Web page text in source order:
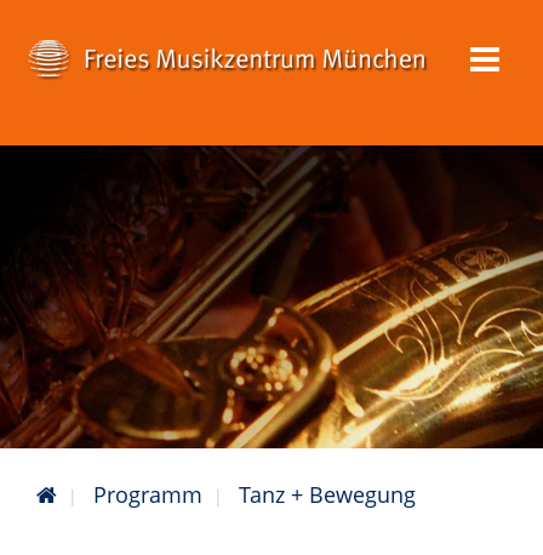
Programm Tanz + Bewegung